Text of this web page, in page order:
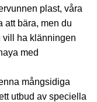
plast, våra
att bära, men du
vill ha klänningen
med
mångsidiga
utbud av speciella